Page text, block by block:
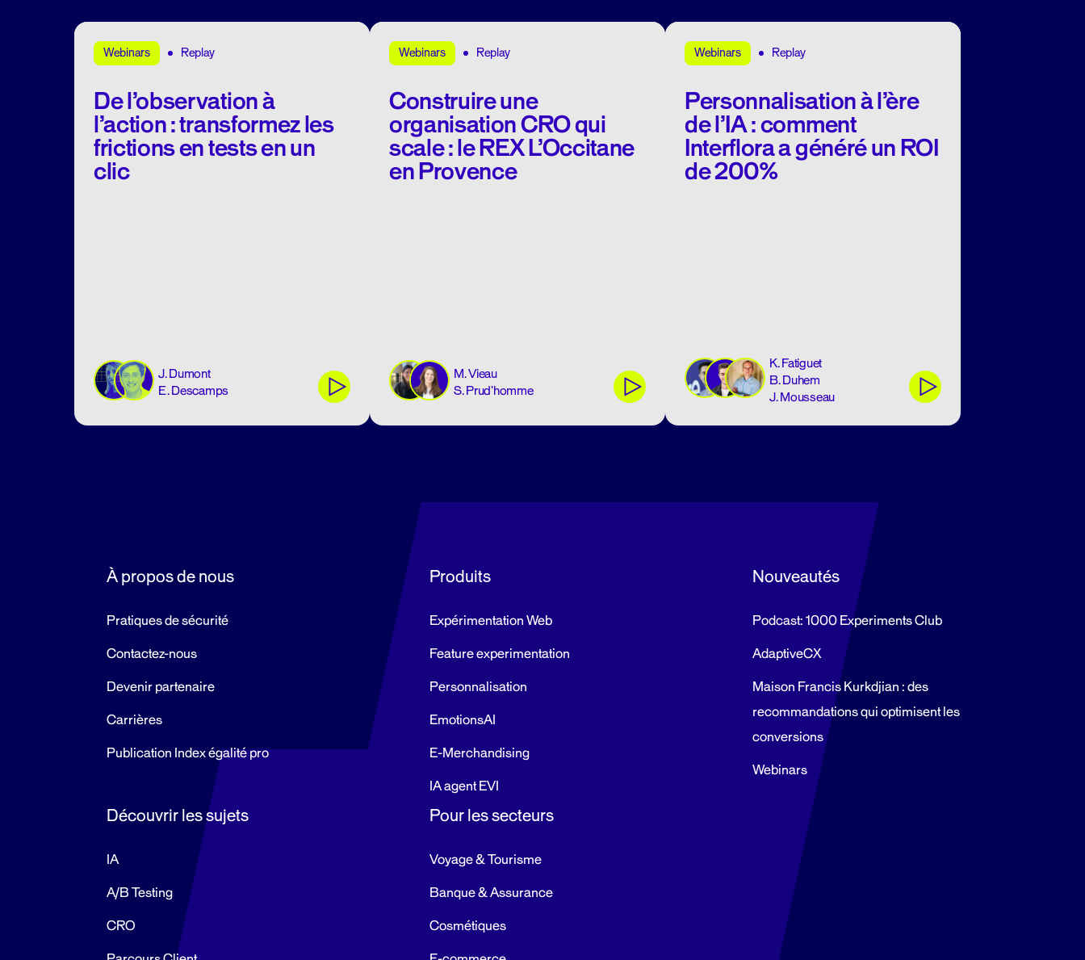
Webinars Replay
De l’observation à
l’action : transformez les
frictions en tests en un
clic
J. Dumont
E. Descamps
Webinars Replay
Construire une
organisation CRO qui
scale : le REX L’Occitane
en Provence
M. Vieau
S. Prud'homme
Webinars Replay
Personnalisation à l’ère
de l’IA : comment
Interflora a généré un ROI
de 200%
K. Fatiguet
B. Duhem
J. Mousseau
À propos de nous
Pratiques de sécurité
Contactez-nous
Devenir partenaire
Carrières
Publication Index égalité pro
Produits
Expérimentation Web
Feature experimentation
Personnalisation
EmotionsAI
E-Merchandising
IA agent EVI
Nouveautés
Podcast: 1000 Experiments Club
AdaptiveCX
Maison Francis Kurkdjian : des
recommandations qui optimisent les
conversions
Webinars
Découvrir les sujets
IA
A/B Testing
CRO
Pour les secteurs
Voyage & Tourisme
Banque & Assurance
Cosmétiques